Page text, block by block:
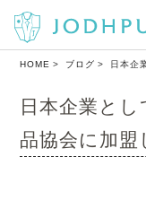
HOME ブログ 日本企
日本企業と
品協会に加盟